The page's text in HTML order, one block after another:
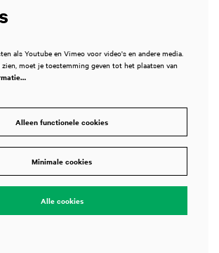
als Youtube en Vimeo voor video's en andere media.
moet je toestemming geven tot het plaatsen van
Alleen functionele cookies
Minimale cookies
Alle cookies